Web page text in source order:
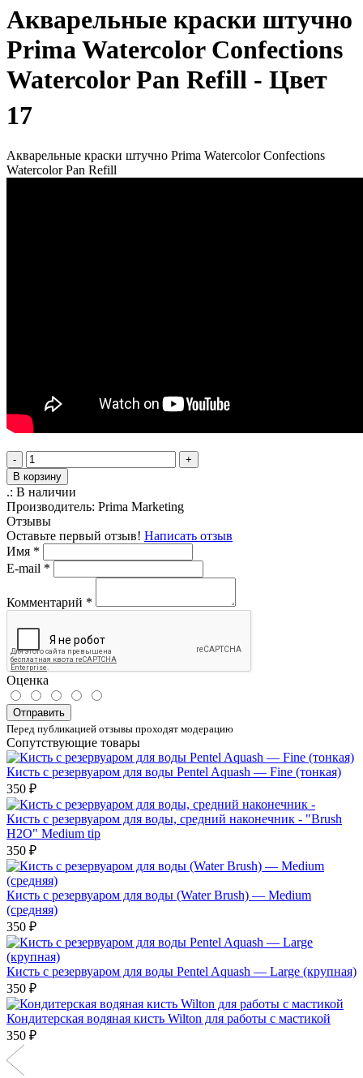
Акварельные краски штучно
Prima Watercolor Confections
Watercolor Pan Refill - Цвет
17
Акварельные краски штучно Prima Watercolor Confections
Watercolor Pan Refill
-
+
В корзину
.: В наличии
Производитель: Prima Marketing
Отзывы
Оставьте первый отзыв! Написать отзыв
Имя *
E-mail *
Комментарий *
Оценка
Отправить
Перед публикацией отзывы проходят модерацию
Сопутствующие товары
Кисть с резервуаром для воды Pentel Aquash — Fine (тонкая)
350 ₽
Кисть с резервуаром для воды, средний наконечник - "Brush
H2O" Medium tip
350 ₽
Кисть с резервуаром для воды (Water Brush) — Medium
(средняя)
350 ₽
Кисть с резервуаром для воды Pentel Aquash — Large (крупная)
350 ₽
Кондитерская водяная кисть Wilton для работы с мастикой
350 ₽